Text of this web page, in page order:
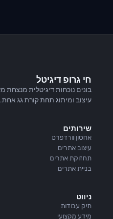
חי גרופ דיגיטל
עיצוב ומיתוג תחת קורת גג אחת.
שירותים
אחסון וורדפרס
עיצוב אתרים
תחזוקת אתרים
בניית אתרים
ניווט
תיק עבודות
מידע מקצועי